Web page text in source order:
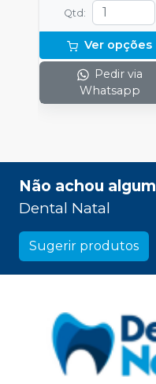
Qtd :
Ver opções
Pedir via
Whatsapp
Não achou
Dental Natal
Sugerir produtos